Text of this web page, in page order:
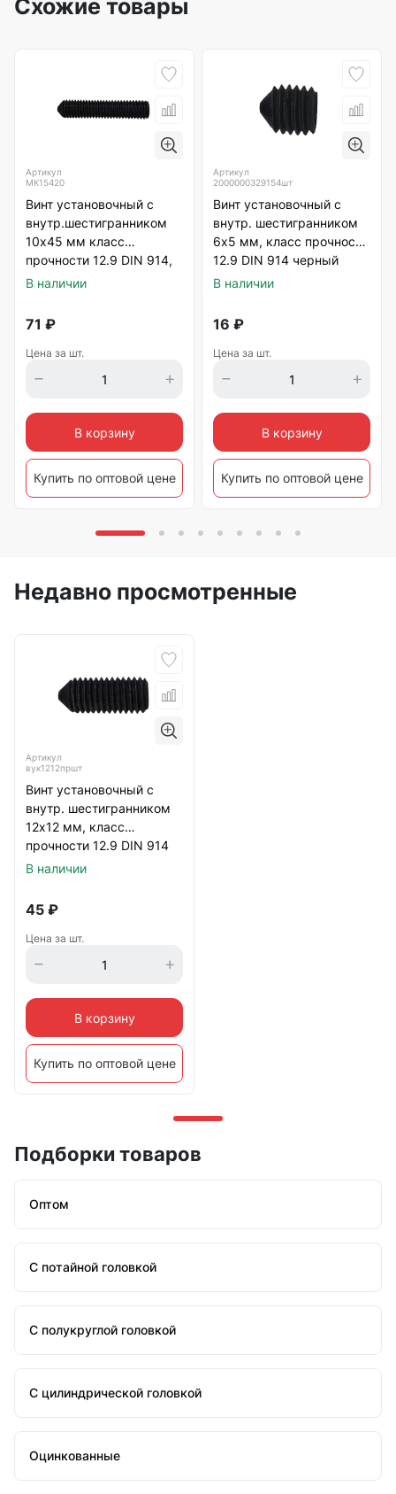
Схожие товары
Артикул
МК15420
Винт установочный с
внутр.шестигранником
10х45 мм класс
прочности 12.9 DIN 914,
черный
В наличии
71 ₽
Цена за шт.
В корзину
Купить по оптовой цене
Артикул
2000000329154шт
Винт установочный с
внутр. шестигранником
6х5 мм, класс прочности
12.9 DIN 914 черный
В наличии
16 ₽
Цена за шт.
В корзину
Купить по оптовой цене
Недавно просмотренные
Артикул
вук1212пршт
Винт установочный с
внутр. шестигранником
12х12 мм, класс
прочности 12.9 DIN 914
черный
В наличии
45 ₽
Цена за шт.
В корзину
Купить по оптовой цене
Подборки товаров
Оптом
С потайной головкой
С полукруглой головкой
С цилиндрической головкой
Оцинкованные